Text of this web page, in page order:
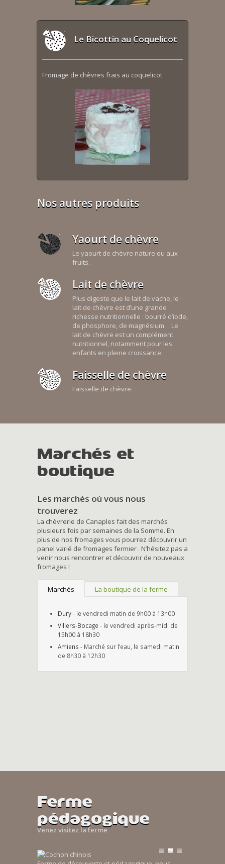
Le Bicottin au Coquelicot
Fromage de chèvres frais au coquelicot
Nos autres produits
Yaourt de chèvre
Le yaourt de chèvre nature ou aux
fruits.
Lait de chèvre
Plus digeste que le lait de vache, le
lait de chèvre est d’une grande
richesse nutritionnelle : bourré d’iode,
de phosphore, de magnésium… Le
lait de chèvre est un complément
nutritionnel, notamment pour les
enfants en pleine croissance.
Faisselle de chèvre
Faisselle de chèvre.
Marchés et
boutique
Les marchés où vous nous
trouverez
La chèvrerie de Canaples fait des marchés
plusieurs fois par semaines de la Somme. En
plus de nos fromages vous pourrez découvrir un
panel varié de fromages fermier . N’hésitez pas a
venir nous rencontrer et découvrir de nouveaux
fromages !
Marchés La boutique de la ferme
Dury- le vendredi matin de 9h00 à 13h00
Villers-Bocage - le vendredi après-midi de
15h00 à 18h30
Amiens - Marché sur l’eau, le samedi matin
de 8h30 à 12h30
Ferme
pédagogique
Venez visitez la ferme